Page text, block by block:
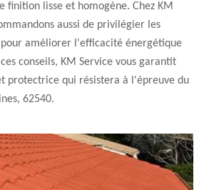
finition lisse et homogène. Chez KM
aussi de privilégier les
améliorer l'efficacité énergétique
conseils, KM Service vous garantit
protectrice qui résistera à l'épreuve du
62540.